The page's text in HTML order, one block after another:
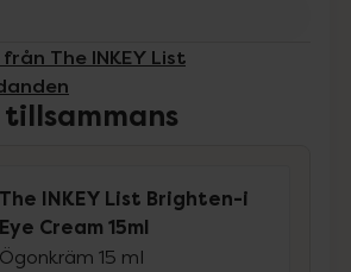
The INKEY List
The INKEY List Brighten-i
Eye Cream 15ml
Ögonkräm 15 ml